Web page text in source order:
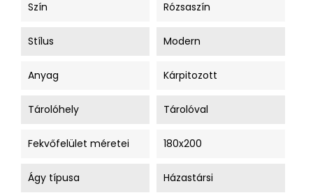
Szín Rózsaszín
Stílus Modern
Anyag Kárpitozott
Tárolóhely Tárolóval
Fekvőfelület méretei 180x200
Ágy típusa Házastársi